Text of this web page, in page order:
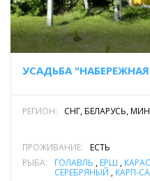
УСАДЬБА
РЕГИОН: СНГ, БЕЛАРУСЬ,
ПРОЖИВАНИЕ:
ЕСТЬ
РЫБА:
ГОЛАВЛЬ , ЁРШ ,
СЕРЕБРЯНЫЙ , КАРП-